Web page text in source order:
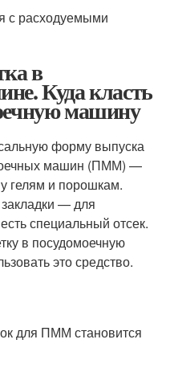
с расходуемыми
в
Куда класть
машину
форму выпуска
машин (ПММ) —
гелям и порошкам.
— для
специальный отсек.
в посудомоечную
это средство.
для ПММ становится